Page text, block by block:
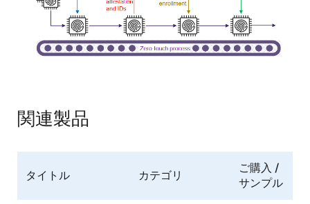
関連製品
タイトル カテゴリ
ご購入 /
サンプル